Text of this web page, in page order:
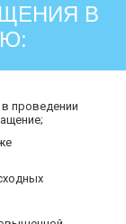
В
проведении